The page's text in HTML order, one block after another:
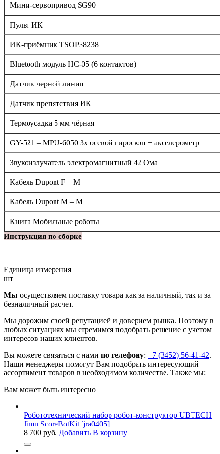
Мини-сервопривод SG90
Пульт ИК
ИК-приёмник TSOP38238
Bluetooth модуль HC-05 (6 контактов)
Датчик черной линии
Датчик препятствия ИК
Термоусадка 5 мм чёрная
GY-521 – MPU-6050 3х осевой гироскоп + акселерометр
Звукоизлучатель электромагнитный 42 Ома
Кабель Dupont F – M
Кабель Dupont M – M
Книга Мобильные роботы
Инструкция по сборке
Единица измерения
шт
Мы осуществляем поставку товара как за наличный, так и за
безналичный расчет.
Мы дорожим своей репутацией и доверием рынка. Поэтому в
любых ситуациях мы стремимся подобрать решение с учетом
интересов наших клиентов.
Вы можете связаться с нами по телефону: +7 (3452) 56-41-42.
Наши менеджеры помогут Вам подобрать интересующий
ассортимент товаров в необходимом количестве. Также мы:
Вам может быть интересно
Робототехнический набор робот-конструктор UBTECH
Jimu ScoreBotKit [jra0405]
8 700 руб. Добавить В корзину